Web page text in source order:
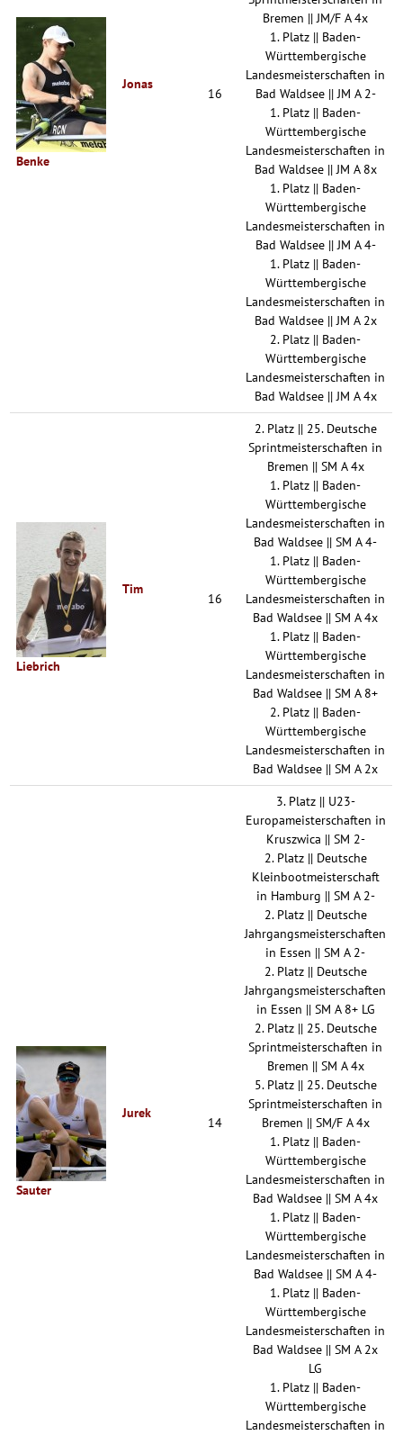
Jonas
Benke
16
Bremen || JM/F A 4x
1. Platz || Baden-
Württembergische
Landesmeisterschaften in
Bad Waldsee || JM A 2-
1. Platz || Baden-
Württembergische
Landesmeisterschaften in
Bad Waldsee || JM A 8x
1. Platz || Baden-
Württembergische
Landesmeisterschaften in
Bad Waldsee || JM A 4-
1. Platz || Baden-
Württembergische
Landesmeisterschaften in
Bad Waldsee || JM A 2x
2. Platz || Baden-
Württembergische
Landesmeisterschaften in
Bad Waldsee || JM A 4x
Tim
Liebrich
16
2. Platz || 25. Deutsche
Sprintmeisterschaften in
Bremen || SM A 4x
1. Platz || Baden-
Württembergische
Landesmeisterschaften in
Bad Waldsee || SM A 4-
1. Platz || Baden-
Württembergische
Landesmeisterschaften in
Bad Waldsee || SM A 4x
1. Platz || Baden-
Württembergische
Landesmeisterschaften in
Bad Waldsee || SM A 8+
2. Platz || Baden-
Württembergische
Landesmeisterschaften in
Bad Waldsee || SM A 2x
Jurek
Sauter
14
3. Platz || U23-
Europameisterschaften in
Kruszwica || SM 2-
2. Platz || Deutsche
Kleinbootmeisterschaft
in Hamburg || SM A 2-
2. Platz || Deutsche
Jahrgangsmeisterschaften
in Essen || SM A 2-
2. Platz || Deutsche
Jahrgangsmeisterschaften
in Essen || SM A 8+ LG
2. Platz || 25. Deutsche
Sprintmeisterschaften in
Bremen || SM A 4x
5. Platz || 25. Deutsche
Sprintmeisterschaften in
Bremen || SM/F A 4x
1. Platz || Baden-
Württembergische
Landesmeisterschaften in
Bad Waldsee || SM A 4x
1. Platz || Baden-
Württembergische
Landesmeisterschaften in
Bad Waldsee || SM A 4-
1. Platz || Baden-
Württembergische
Landesmeisterschaften in
Bad Waldsee || SM A 2x
LG
1. Platz || Baden-
Württembergische
Landesmeisterschaften in